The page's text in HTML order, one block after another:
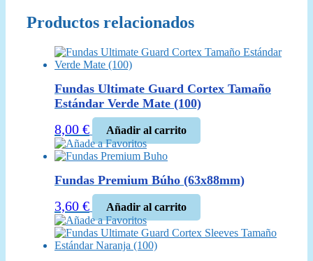
Productos relacionados
Fundas Ultimate Guard Cortex Tamaño
Estándar Verde Mate (100)
8,00 €
Añadir al carrito
Añade a Favoritos
Fundas Premium Búho (63x88mm)
3,60 €
Añadir al carrito
Añade a Favoritos